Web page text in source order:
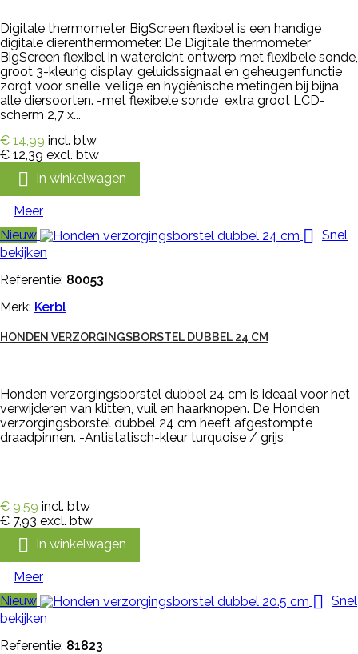
Digitale thermometer BigScreen flexibel is een handige
digitale dierenthermometer. De Digitale thermometer
BigScreen flexibel in waterdicht ontwerp met flexibele sonde,
groot 3-kleurig display, geluidssignaal en geheugenfunctie
zorgt voor snelle, veilige en hygiënische metingen bij bijna
alle diersoorten. -met flexibele sonde extra groot LCD-
scherm 2,7 x...
€ 14,99 incl. btw
€ 12,39 excl. btw
 In winkelwagen
Meer
Nieuw
 Snel
bekijken
Referentie: 80053
Merk: Kerbl
HONDEN VERZORGINGSBORSTEL DUBBEL 24 CM
Honden verzorgingsborstel dubbel 24 cm is ideaal voor het
verwijderen van klitten, vuil en haarknopen. De Honden
verzorgingsborstel dubbel 24 cm heeft afgestompte
draadpinnen. -Antistatisch-kleur turquoise / grijs
€ 9,59 incl. btw
€ 7,93 excl. btw
 In winkelwagen
Meer
Nieuw
 Snel
bekijken
Referentie: 81823